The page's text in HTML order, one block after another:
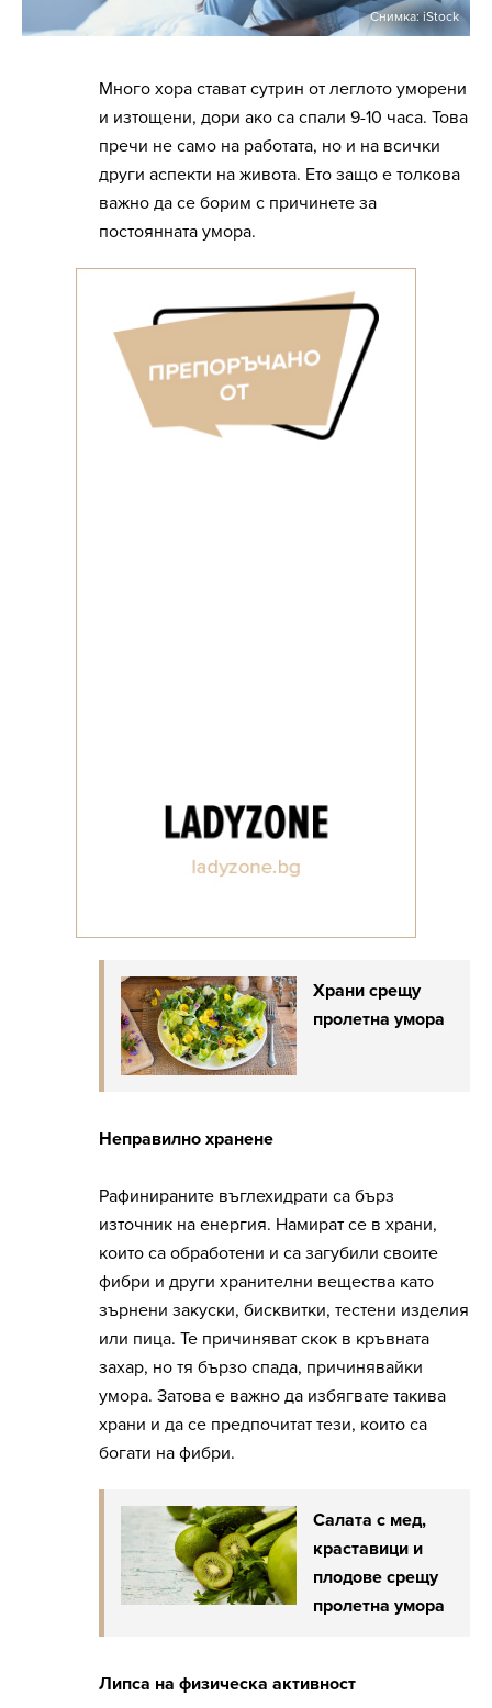
Снимка: iStock
Много хора стават сутрин от леглото уморени
и изтощени, дори ако са спали 9-10 часа. Това
пречи не само на работата, но и на всички
други аспекти на живота. Ето защо е толкова
важно да се борим с причинете за
постоянната умора.
Храни срещу
пролетна умора
Неправилно хранене
Рафинираните въглехидрати са бърз
източник на енергия. Намират се в храни,
които са обработени и са загубили своите
фибри и други хранителни вещества като
зърнени закуски, бисквитки, тестени изделия
или пица. Те причиняват скок в кръвната
захар, но тя бързо спада, причинявайки
умора. Затова е важно да избягвате такива
храни и да се предпочитат тези, които са
богати на фибри.
Салата с мед,
краставици и
плодове срещу
пролетна умора
Липса на физическа активност